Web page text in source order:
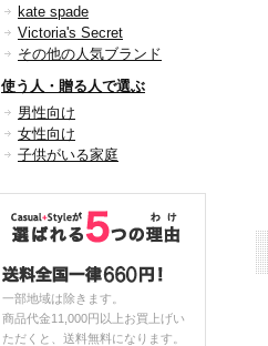
kate spade
Victoria's Secret
その他の人気ブランド
使う人・贈る人で選ぶ
男性向け
女性向け
子供がいる家庭
一部地域は除きます。
商品代金11,000円以上お買上げい
ただくと、送料無料になります。